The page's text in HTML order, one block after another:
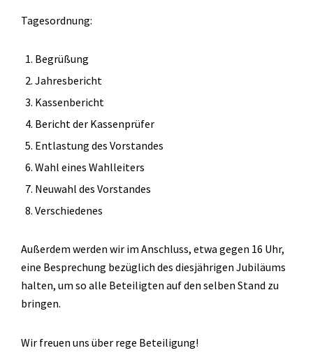
Tagesordnung:
Begrüßung
Jahresbericht
Kassenbericht
Bericht der Kassenprüfer
Entlastung des Vorstandes
Wahl eines Wahlleiters
Neuwahl des Vorstandes
Verschiedenes
Außerdem werden wir im Anschluss, etwa gegen 16 Uhr,
eine Besprechung bezüglich des diesjährigen Jubiläums
halten, um so alle Beteiligten auf den selben Stand zu
bringen.
Wir freuen uns über rege Beteiligung!